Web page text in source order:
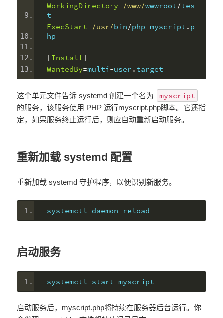
WorkingDirectory=/www/wwwroot/tes
t
ExecStart=/usr/bin/php myscript . p
hp
[Install]
WantedBy=multi -user . target
这个单元文件告诉 systemd 创建一个名为 myscript
的服务，该服务使用 PHP 运行myscript.php脚本。它还指
定，如果服务终止运行后，则应自动重新启动服务。
重新加载 systemd 配置
重新加载 systemd 守护程序，以便识别新服务。
systemctl daemon-reload
启动服务
systemctl start myscript
启动服务后，myscript.php将持续在服务器后台运行。你